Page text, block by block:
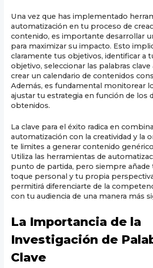
Una vez que has implementado
automatización en tu proceso de
contenido, es importante desarrollar
para maximizar su impacto. Esto
claramente tus objetivos, identificar a
objetivo, seleccionar las palabras clave
crear un calendario de contenidos
Además, es fundamental monitorear
ajustar tu estrategia en función de los
obtenidos.
La clave para el éxito radica en
automatización con la creatividad y la
te limites a generar contenido
Utiliza las herramientas de
punto de partida, pero siempre
toque personal y tu propia
permitirá diferenciarte de la
con tu audiencia de una manera más
La Importancia de la
Investigación de
Clave